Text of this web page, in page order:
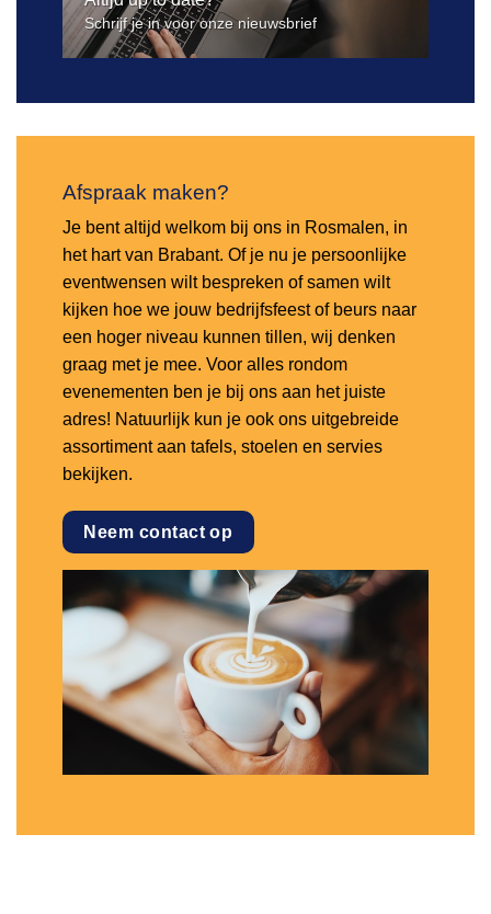
Schrijf je in voor onze nieuwsbrief
Afspraak maken?
Je bent altijd welkom bij ons in Rosmalen, in
het hart van Brabant. Of je nu je persoonlijke
eventwensen wilt bespreken of samen wilt
kijken hoe we jouw bedrijfsfeest of beurs naar
een hoger niveau kunnen tillen, wij denken
graag met je mee. Voor alles rondom
evenementen ben je bij ons aan het juiste
adres! Natuurlijk kun je ook ons uitgebreide
assortiment aan tafels, stoelen en servies
bekijken.
Neem contact op